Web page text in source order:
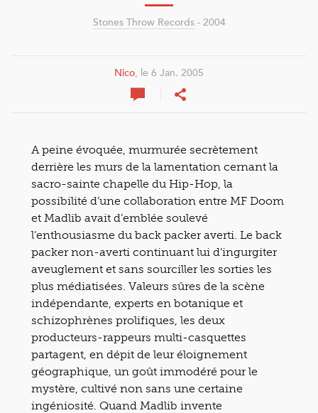
Stones Throw Records- 2004
Nico, le 6 Jan. 2005
A peine évoquée, murmurée secrètement
derrière les murs de la lamentation cernant la
sacro-sainte chapelle du Hip-Hop, la
possibilité d’une collaboration entre MF Doom
et Madlib avait d’emblée soulevé
l’enthousiasme du back packer averti. Le back
packer non-averti continuant lui d’ingurgiter
aveuglement et sans sourciller les sorties les
plus médiatisées. Valeurs sûres de la scène
indépendante, experts en botanique et
schizophrènes prolifiques, les deux
producteurs-rappeurs multi-casquettes
partagent, en dépit de leur éloignement
géographique, un goût immodéré pour le
mystère, cultivé non sans une certaine
ingéniosité. Quand Madlib invente